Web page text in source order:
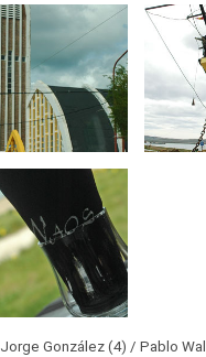
Jorge González (4) Pablo